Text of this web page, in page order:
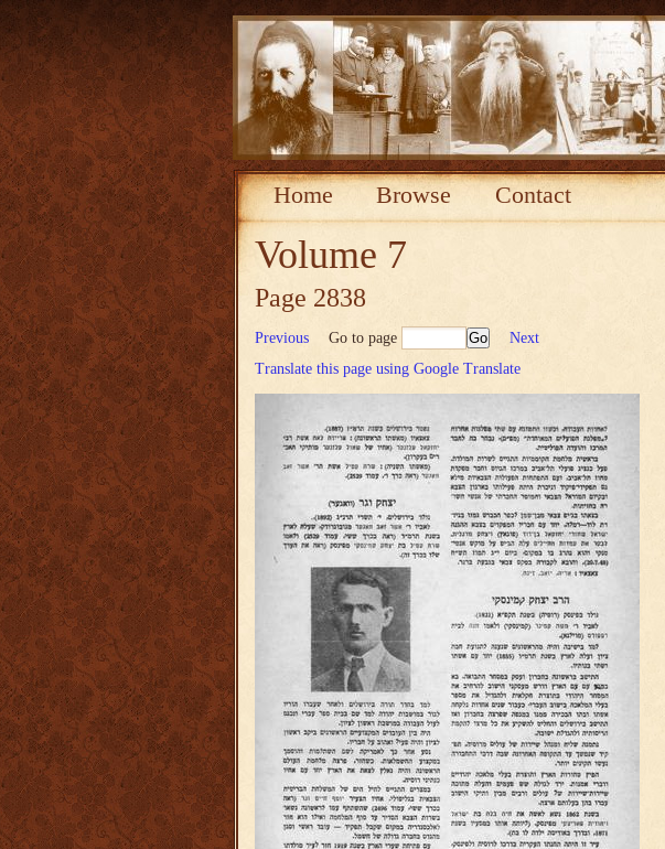
Home Browse Contact
Volume 7
Page 2838
Previous Go to page
Next
Translate this page using Google Translate